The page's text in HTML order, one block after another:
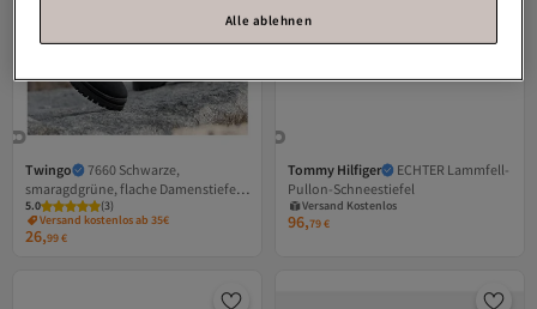
Twingo
7660 Schwarze,
smaragdgrüne, flache Damenstiefel
aus Lammfell
5.0 (3)
Versand kostenlos ab 35€
26,99€
Tommy Hilfiger
ECHTER Lammfell-
Pullon-Schneestiefel
Versand Kostenlos
Gratis Versand
Versand Kostenlos
96,79€
Alle ablehnen